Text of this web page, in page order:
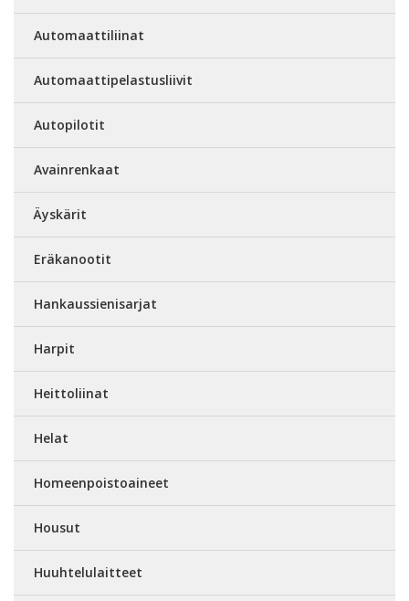
Automaattiliinat
Automaattipelastusliivit
Autopilotit
Avainrenkaat
Äyskärit
Eräkanootit
Hankaussienisarjat
Harpit
Heittoliinat
Helat
Homeenpoistoaineet
Housut
Huuhtelulaitteet